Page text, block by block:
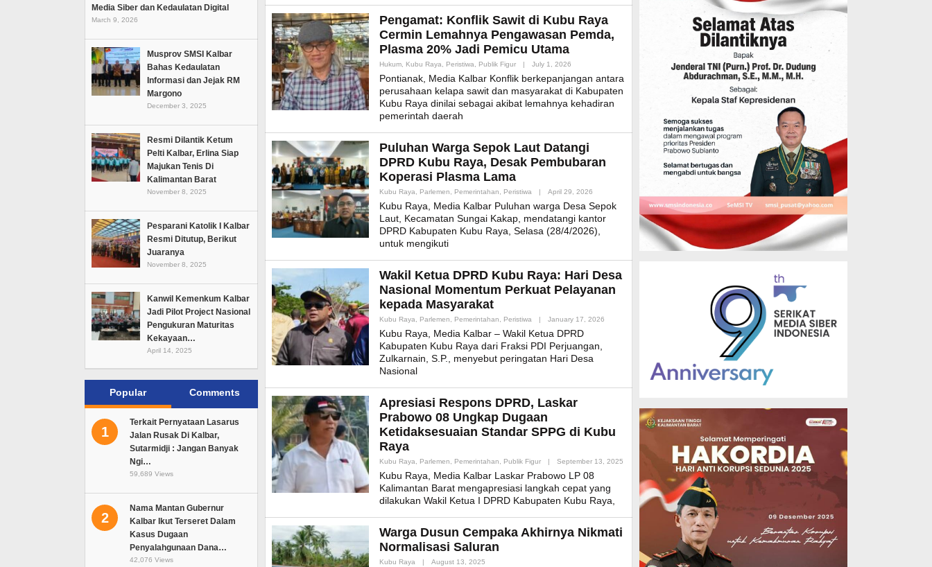
Media Siber dan Kedaulatan Digital
March 9, 2026
Musprov SMSI Kalbar
Bahas Kedaulatan
Informasi dan Jejak RM
Margono
December 3, 2025
Resmi Dilantik Ketum
Pelti Kalbar, Erlina Siap
Majukan Tenis Di
Kalimantan Barat
November 8, 2025
Pesparani Katolik I Kalbar
Resmi Ditutup, Berikut
Juaranya
November 8, 2025
Kanwil Kemenkum Kalbar
Jadi Pilot Project Nasional
Pengukuran Maturitas
Kekayaan…
April 14, 2025
Popular Comments
1
Terkait Pernyataan Lasarus
Jalan Rusak Di Kalbar,
Sutarmidji : Jangan Banyak
Ngi…
59,689 Views
2
Nama Mantan Gubernur
Kalbar Ikut Terseret Dalam
Kasus Dugaan
Penyalahgunaan Dana…
42,076 Views
Pengamat: Konflik Sawit di Kubu Raya
Cermin Lemahnya Pengawasan Pemda,
Plasma 20% Jadi Pemicu Utama
Hukum, Kubu Raya, Peristiwa, Publik Figur | July 1, 2026
Pontianak, Media Kalbar Konflik berkepanjangan antara
perusahaan kelapa sawit dan masyarakat di Kabupaten
Kubu Raya dinilai sebagai akibat lemahnya kehadiran
pemerintah daerah
Puluhan Warga Sepok Laut Datangi
DPRD Kubu Raya, Desak Pembubaran
Koperasi Plasma Lama
Kubu Raya, Parlemen, Pemerintahan, Peristiwa | April 29, 2026
Kubu Raya, Media Kalbar Puluhan warga Desa Sepok
Laut, Kecamatan Sungai Kakap, mendatangi kantor
DPRD Kabupaten Kubu Raya, Selasa (28/4/2026),
untuk mengikuti
Wakil Ketua DPRD Kubu Raya: Hari Desa
Nasional Momentum Perkuat Pelayanan
kepada Masyarakat
Kubu Raya, Parlemen, Pemerintahan, Peristiwa | January 17, 2026
Kubu Raya, Media Kalbar – Wakil Ketua DPRD
Kabupaten Kubu Raya dari Fraksi PDI Perjuangan,
Zulkarnain, S.P., menyebut peringatan Hari Desa
Nasional
Apresiasi Respons DPRD, Laskar
Prabowo 08 Ungkap Dugaan
Ketidaksesuaian Standar SPPG di Kubu
Raya
Kubu Raya, Parlemen, Pemerintahan, Publik Figur | September 13, 2025
Admin_mk_news
Kubu Raya, Media Kalbar Laskar Prabowo LP 08
Kalimantan Barat mengapresiasi langkah cepat yang
dilakukan Wakil Ketua I DPRD Kabupaten Kubu Raya,
Warga Dusun Cempaka Akhirnya Nikmati
Normalisasi Saluran
Kubu Raya | August 13, 2025